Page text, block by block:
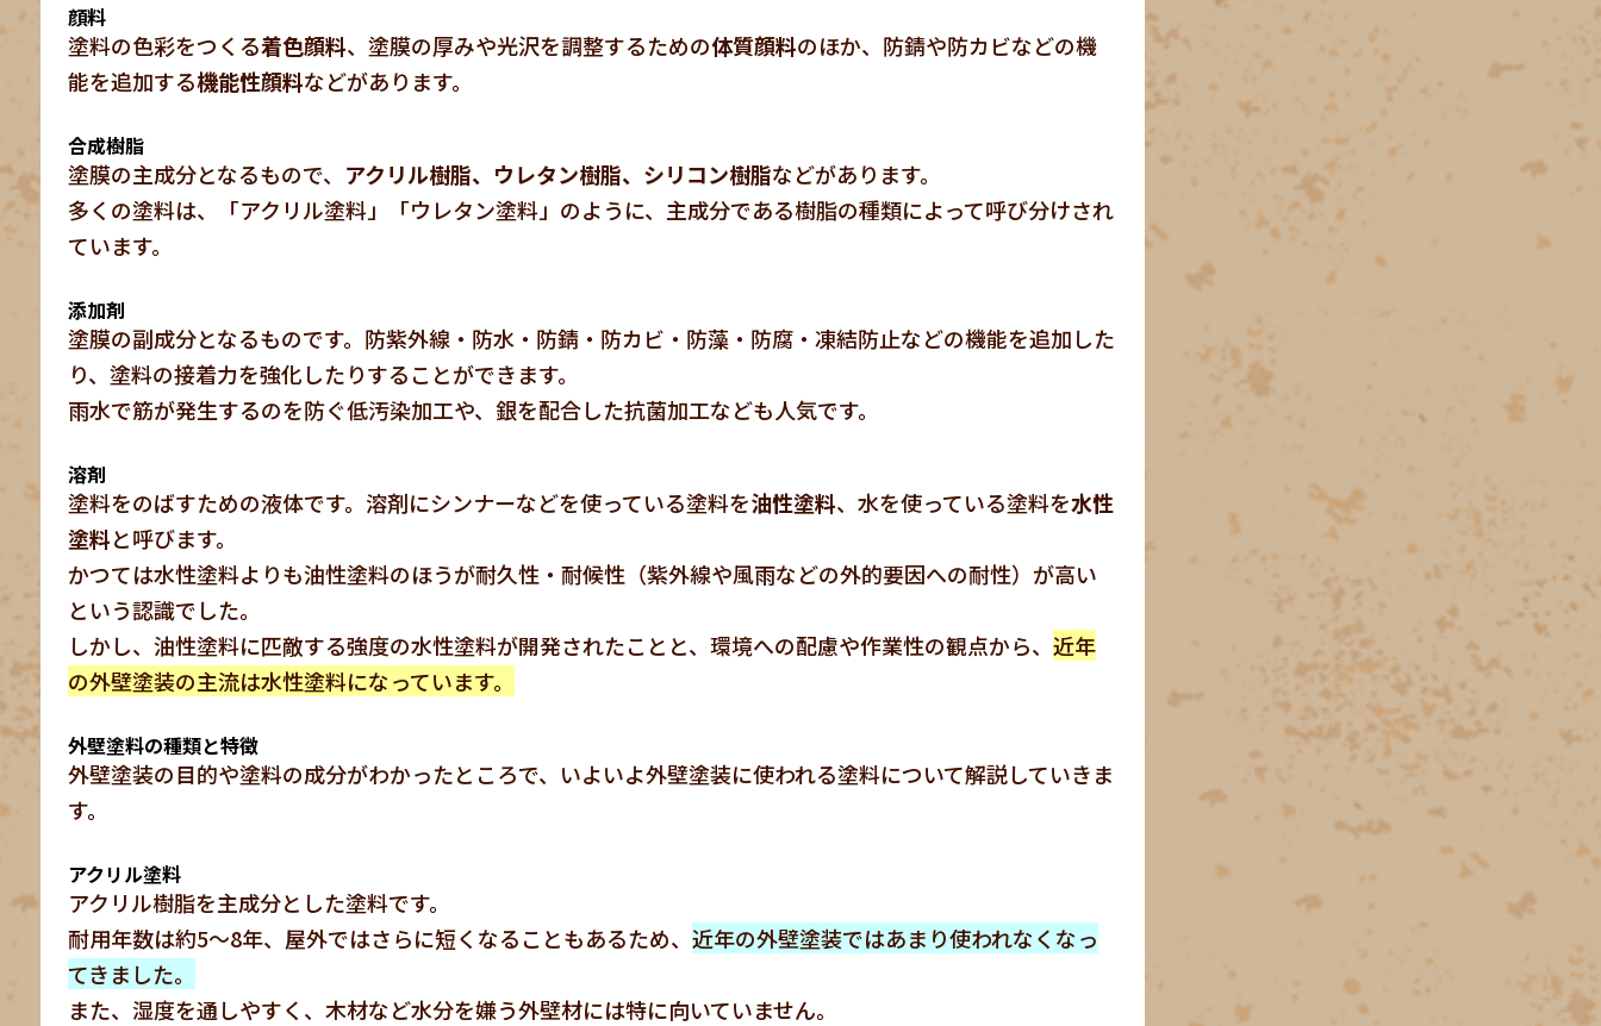
顔料
塗料の色彩をつくる着色顔料、塗膜の厚みや光沢を調整するための体質顔料のほか、防錆や防カビなどの機
能を追加する機能性顔料などがあります。
合成樹脂
塗膜の主成分となるもので、 アクリル樹脂、ウレタン樹脂、シリコン樹脂などがあります。
多くの塗料は、「アクリル塗料」「ウレタン塗料」のように、主成分である樹脂の種類によって呼び分けされ
ています。
添加剤
塗膜の副成分となるものです。防紫外線・防水・防錆・防カビ・防藻・防腐・凍結防止などの機能を追加した
り、塗料の接着力を強化したりすることができます。
雨水で筋が発生するのを防ぐ低汚染加工や、銀を配合した抗菌加工なども人気です。
溶剤
塗料をのばすための液体です。溶剤にシンナーなどを使っている塗料を油性塗料、水を使っている塗料を水性
塗料と呼びます。
かつては水性塗料よりも油性塗料のほうが耐久性・耐候性（紫外線や風雨などの外的要因への耐性）が高い
という認識でした。
しかし、油性塗料に匹敵する強度の水性塗料が開発されたことと、環境への配慮や作業性の観点から、 近年
の外壁塗装の主流は水性塗料になっています。
外壁塗料の種類と特徴
外壁塗装の目的や塗料の成分がわかったところで、いよいよ外壁塗装に使われる塗料について解説していきま
す。
アクリル塗料
アクリル樹脂を主成分とした塗料です。
耐用年数は約5～8年、屋外ではさらに短くなることもあるため、 近年の外壁塗装ではあまり使われなくなっ
てきました。
また、湿度を通しやすく、木材など水分を嫌う外壁材には特に向いていません。